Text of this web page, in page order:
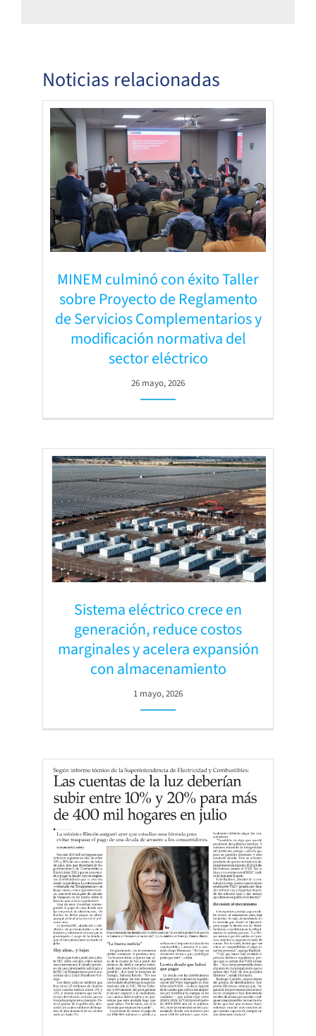
Noticias relacionadas
MINEM culminó con éxito Taller
sobre Proyecto de Reglamento
de Servicios Complementarios y
modificación normativa del
sector eléctrico
26 mayo, 2026
Sistema eléctrico crece en
generación, reduce costos
marginales y acelera expansión
con almacenamiento
1 mayo, 2026